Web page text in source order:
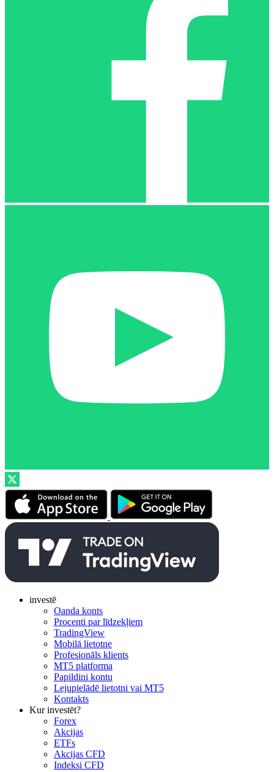
investē
Oanda konts
Procenti par līdzekļiem
TradingView
Mobilā lietotne
Profesionāls klients
MT5 platforma
Papildini kontu
Lejupielādē lietotni vai MT5
Kontakts
Kur investēt?
Forex
Akcijas
ETFs
Akcijas CFD
Indeksi CFD